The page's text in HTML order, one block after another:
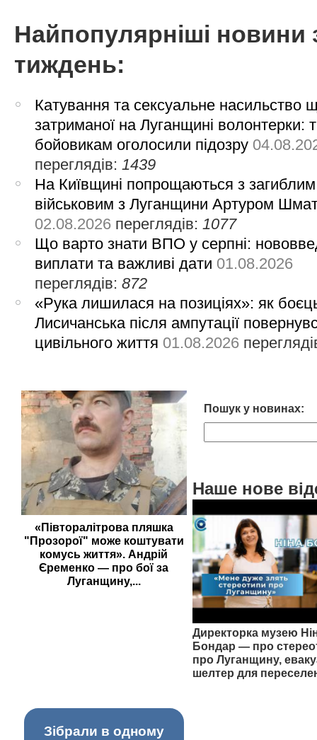
Найпопулярніші новини
тиждень:
Катування та сексуальне насильство
затриманої на Луганщині волонтерки:
бойовикам оголосили підозру
переглядів:1439
На Київщині попрощаються з загиблим
військовим з Луганщини Артуром
02.08.2026 переглядів:1077
Що варто знати ВПО у серпні:
виплати та важливі дати 01.08.2026
переглядів:872
«Рука лишилася на позиціях»: як
Лисичанська після ампутації
цивільного життя 01.08.2026
«Півторалітрова пляшка
"Прозорої" може коштувати
комусь життя». Андрій
Єременко — про бої за
Луганщину,...
Пошук у новинах:
Наше нове
Директорка музею
Бондар — про
про Луганщину,
шелтер для
Зібрали в одному